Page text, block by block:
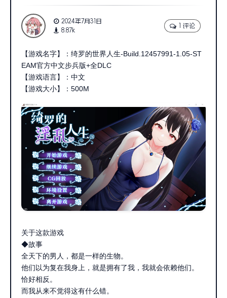
2024年7月31日
8.87k
1 评论
【游戏名字】：绮罗的世界人生-Build.12457991-1.05-ST
EAM官方中文步兵版+全DLC
【游戏语言】：中文
【游戏大小】：500M
关于这款游戏
◆故事
全天下的男人，都是一样的生物。
他们以为复在我身上，就是拥有了我，我就会依赖他们。
恰好相反。
而我从来不觉得这有什么错。